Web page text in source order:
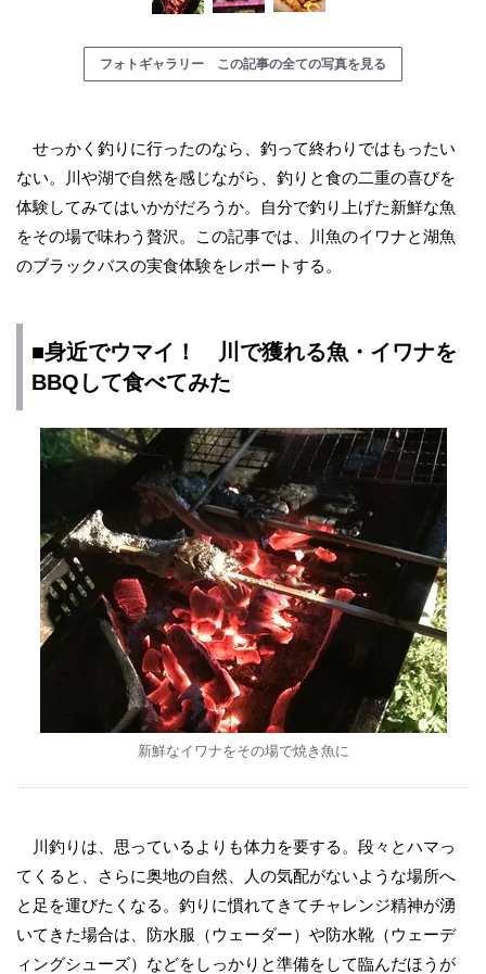
フォトギャラリー この記事の全ての写真を見る
せっかく釣りに行ったのなら、釣って終わりではもったい
ない。川や湖で自然を感じながら、釣りと食の二重の喜びを
体験してみてはいかがだろうか。自分で釣り上げた新鮮な魚
をその場で味わう贅沢。この記事では、川魚のイワナと湖魚
のブラックバスの実食体験をレポートする。
■身近でウマイ！ 川で獲れる魚・イワナを
BBQして食べてみた
新鮮なイワナをその場で焼き魚に
川釣りは、思っているよりも体力を要する。段々とハマっ
てくると、さらに奥地の自然、人の気配がないような場所へ
と足を運びたくなる。釣りに慣れてきてチャレンジ精神が湧
いてきた場合は、防水服（ウェーダー）や防水靴（ウェーデ
ィングシューズ）などをしっかりと準備をして臨んだほうが